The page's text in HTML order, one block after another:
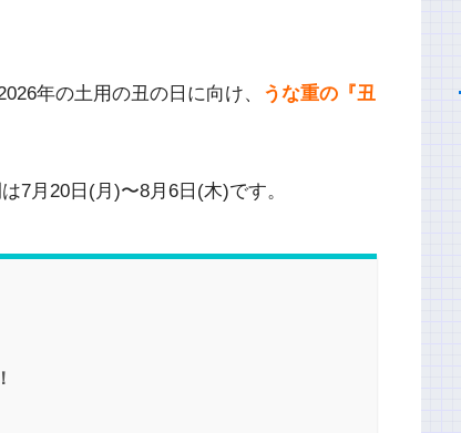
年の土用の丑の日に向け、
うな重の『丑
7月20日(月)〜8月6日(木)です。